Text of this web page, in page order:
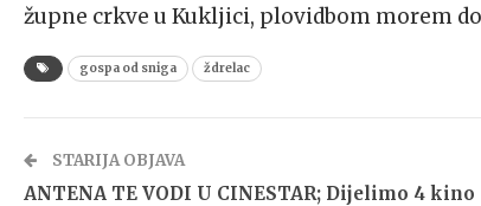
župne crkve u Kukljici, plovidbom morem
gospa od sniga ždrelac
STARIJA OBJAVA
ANTENA TE VODI U CINESTAR; Dijelimo 4 kino